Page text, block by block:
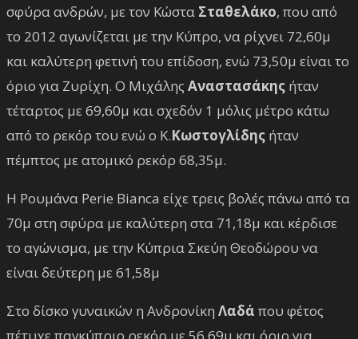
σφύρα ανδρών, με τον Κώστα Σταθελάκο, που από
το 2012 αγωνίζεται με την Κύπρο, να ρίχνει 72,60μ
και καλύτερη φετινή του επίδοση, ενώ 73,50μ είναι το
όριο για Ζυρίχη. Ο Μιχάλης Αναστασάκης ήταν
τέταρτος με 69,60μ και σχεδόν 1 μόλις μέτρο κάτω
από το ρεκόρ του ενώ ο Κ.Κωστογλίδης ήταν
πέμπτος με ατομικό ρεκόρ 68,35μ.
Η Ρουμάνα Perie Bianca είχε τρεις βολές πάνω από τα
70μ στη σφύρα με καλύτερη στα 71,18μ και κέρδισε
το αγώνισμα, με την Κύπρια Σκεύη Θεοδώρου να
είναι δεύτερη με 61,58μ
Στο δίσκο γυναικών η Ανδρονίκη Λαδά που φέτος
πέτυχε παγκύπριο ρεκόρ με 56,69μ και όριο για